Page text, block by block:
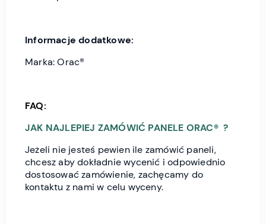
Informacje dodatkowe:
Marka: Orac®
FAQ:
JAK NAJLEPIEJ ZAMÓWIĆ PANELE ORAC® ?
Jeżeli nie jesteś pewien ile zamówić paneli,
chcesz aby dokładnie wycenić i odpowiednio
dostosować zamówienie, zachęcamy do
kontaktu z nami w celu wyceny.